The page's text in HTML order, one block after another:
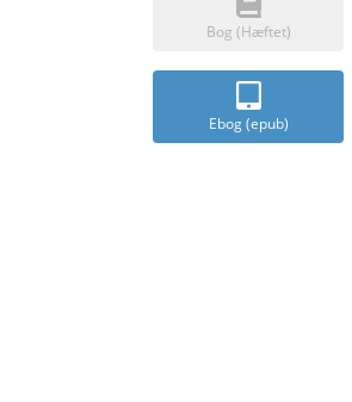
Bog (Hæftet)
Ebog (epub)